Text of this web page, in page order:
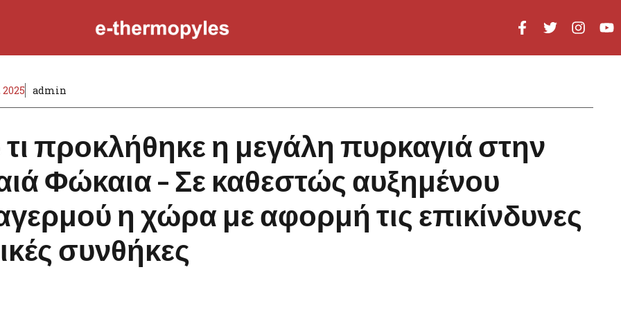
admin
προκλήθηκε η μεγάλη πυρκαγιά στην
Φώκαια – Σε καθεστώς αυξημένου
η χώρα με αφορμή τις επικίνδυνες
συνθήκες